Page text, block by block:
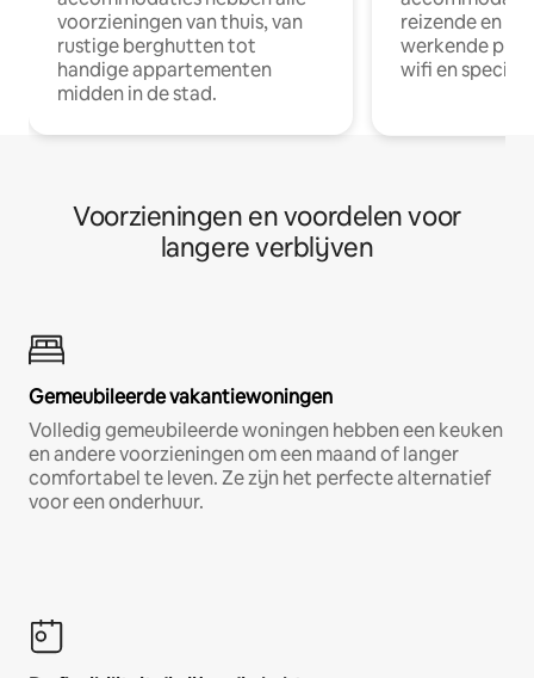
voorzieningen van thuis, van
rustige berghutten tot
handige appartementen
midden in de stad.
reizende en
werkende
wifi en
Voorzieningen en voordelen voor
langere verblijven
Gemeubileerde vakantiewoningen
Volledig gemeubileerde woningen hebben een keuken
en andere voorzieningen om een maand of langer
comfortabel te leven. Ze zijn het perfecte alternatief
voor een onderhuur.